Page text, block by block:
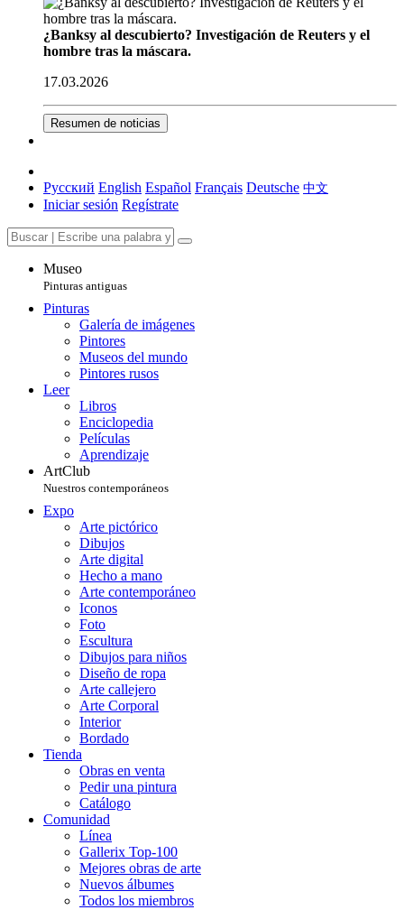
¿Banksy al descubierto? Investigación de Reuters y el
hombre tras la máscara.
17.03.2026
Resumen de noticias
Русский English Español Français Deutsche 中文
Iniciar sesión Regístrate
Museo
Pinturas antiguas
Pinturas
Galería de imágenes
Pintores
Museos del mundo
Pintores rusos
Leer
Libros
Enciclopedia
Películas
Aprendizaje
ArtClub
Nuestros contemporáneos
Expo
Arte pictórico
Dibujos
Arte digital
Hecho a mano
Arte contemporáneo
Iconos
Foto
Escultura
Dibujos para niños
Diseño de ropa
Arte callejero
Arte Corporal
Interior
Bordado
Tienda
Obras en venta
Pedir una pintura
Catálogo
Comunidad
Línea
Gallerix Top-100
Mejores obras de arte
Nuevos álbumes
Todos los miembros